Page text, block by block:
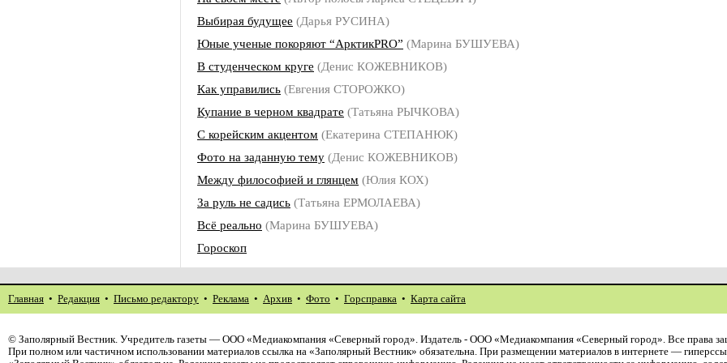
Выбирая будущее (Дарья РУСИНА)
Юные ученые покоряют “АрктикPRO” (Марина БУШУЕВА)
В студенческом круге (Денис КОЖЕВНИКОВ)
Как управились (Евгения СТОРОЖКО)
Купание в черном квадрате (Татьяна РЫЧКОВА)
С корейским акцентом (Екатерина СТЕПАНЮК)
Фото на заданную тему (Денис КОЖЕВНИКОВ)
Между философией и глянцем (Юлия КОХ)
За руль не садись (Татьяна ЕРМОЛАЕВА)
Всё реально (Марина БУШУЕВА)
Гороскоп
Главная • Редакция • Письмо редактору • Реклама • Архив • Фото • Горсправка • Карта сайта
© Заполярный Вестник. Учредитель газеты — ООО «Медиакомпания «Северный город». Издатель - ООО «Медиакомпания «Северный город». Все права
При полном или частичном использовании материалов ссылка на «Заполярный Вестник» обязательна. При размещении материалов в интернете —